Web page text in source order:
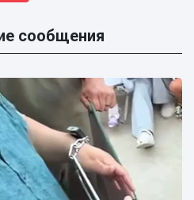
сообщения